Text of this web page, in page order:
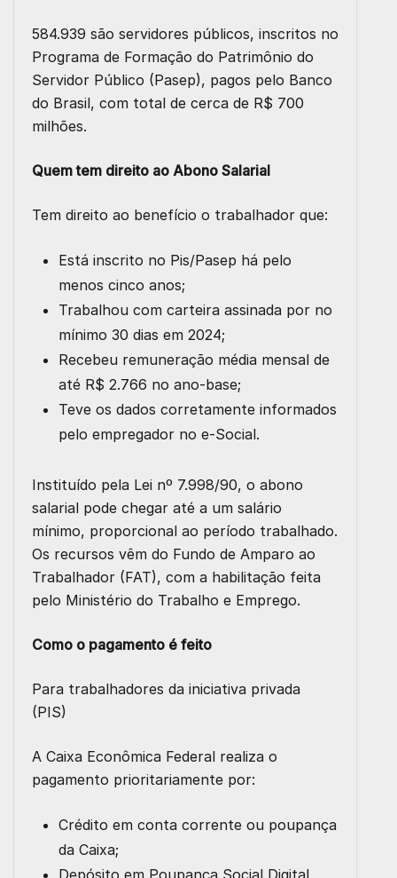
584.939 são servidores públicos, inscritos no
Programa de Formação do Patrimônio do
Servidor Público (Pasep), pagos pelo Banco
do Brasil, com total de cerca de R$ 700
milhões.
Quem tem direito ao Abono Salarial
Tem direito ao benefício o trabalhador que:
Está inscrito no Pis/Pasep há pelo
menos cinco anos;
Trabalhou com carteira assinada por no
mínimo 30 dias em 2024;
Recebeu remuneração média mensal de
até R$ 2.766 no ano-base;
Teve os dados corretamente informados
pelo empregador no e-Social.
Instituído pela Lei nº 7.998/90, o abono
salarial pode chegar até a um salário
mínimo, proporcional ao período trabalhado.
Os recursos vêm do Fundo de Amparo ao
Trabalhador (FAT), com a habilitação feita
pelo Ministério do Trabalho e Emprego.
Como o pagamento é feito
Para trabalhadores da iniciativa privada
(PIS)
A Caixa Econômica Federal realiza o
pagamento prioritariamente por:
Crédito em conta corrente ou poupança
da Caixa;